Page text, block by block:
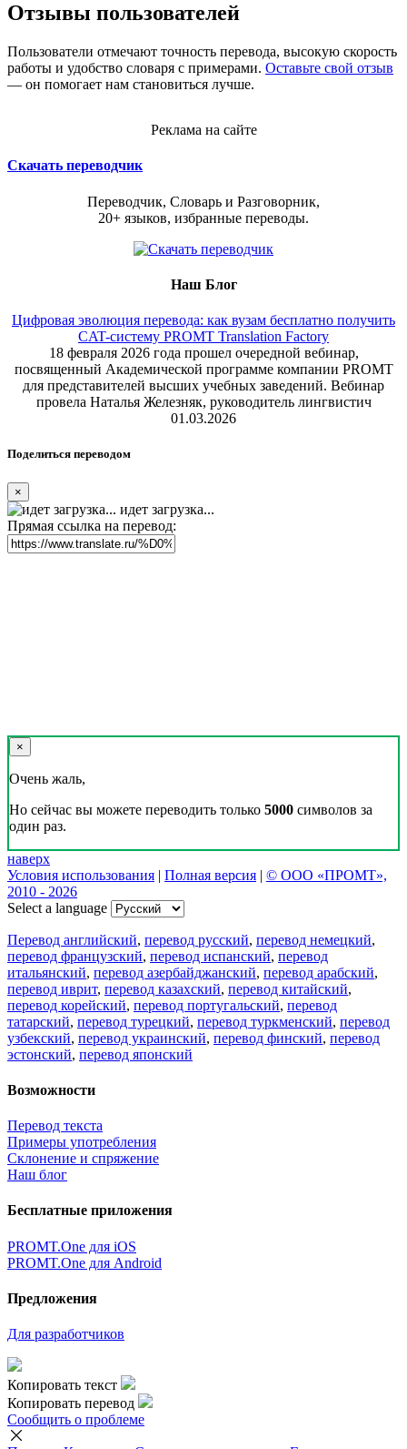
Отзывы пользователей
Пользователи отмечают точность перевода, высокую скорость
работы и удобство словаря с примерами. Оставьте свой отзыв
— он помогает нам становиться лучше.
Реклама на сайте
Скачать переводчик
Переводчик, Словарь и Разговорник,
20+ языков, избранные переводы.
Наш Блог
Цифровая эволюция перевода: как вузам бесплатно получить
CAT-систему PROMT Translation Factory
18 февраля 2026 года прошел очередной вебинар,
посвященный Академической программе компании PROMT
для представителей высших учебных заведений. Вебинар
провела Наталья Железняк, руководитель лингвистич
01.03.2026
Поделиться переводом
×
идет загрузка...
Прямая ссылка на перевод:
×
Очень жаль,
Но сейчас вы можете переводить только 5000 символов за
один раз.
наверх
Условия использования | Полная версия | © ООО «ПРОМТ»,
2010 - 2026
Select a language
Перевод английский, перевод русский, перевод немецкий,
перевод французский, перевод испанский, перевод
итальянский, перевод азербайджанский, перевод арабский,
перевод иврит, перевод казахский, перевод китайский,
перевод корейский, перевод португальский, перевод
татарский, перевод турецкий, перевод туркменский, перевод
узбекский, перевод украинский, перевод финский, перевод
эстонский, перевод японский
Возможности
Перевод текста
Примеры употребления
Склонение и спряжение
Наш блог
Бесплатные приложения
PROMT.One для iOS
PROMT.One для Android
Предложения
Для разработчиков
Копировать текст
Копировать перевод
Сообщить о проблеме